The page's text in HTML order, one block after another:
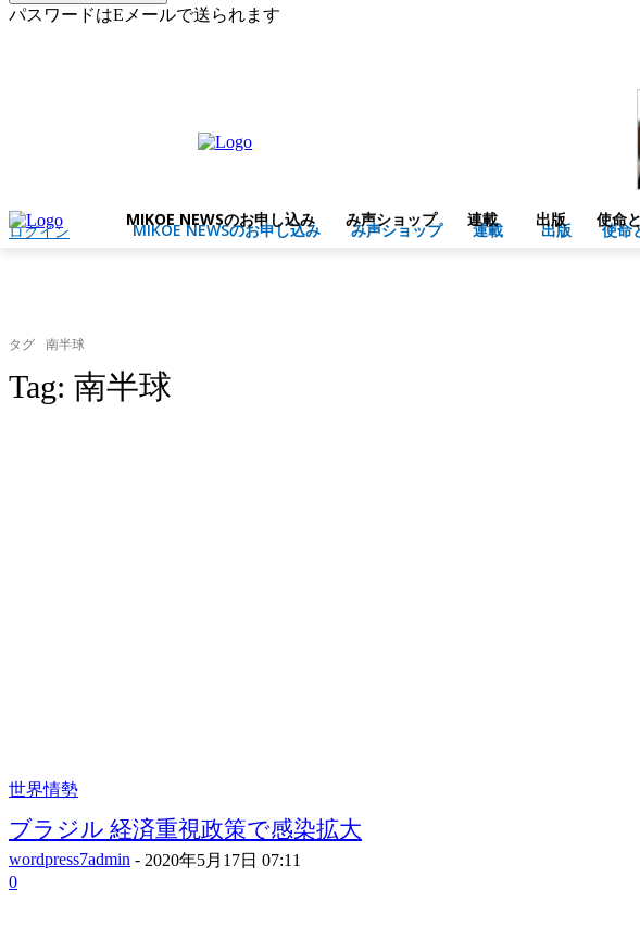
パスワードはEメールで送られます
ログイン MIKOE NEWSのお申し込み み声ショップ 連載 出版 使命
MIKOE NEWSのお申し込み み声ショップ 連載 出版 使命
タグ 南半球
Tag: 南半球
世界情勢
ブラジル 経済重視政策で感染拡大
wordpress7admin - 2020年5月17日 07:11
0